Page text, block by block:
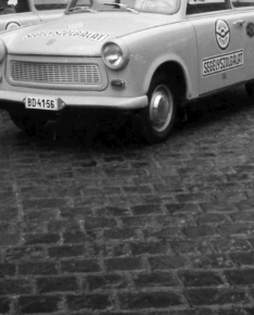
Budapest XIV.
- Dózsa György út sarok, május 1-i felvonulók az Aréna patika előtt.